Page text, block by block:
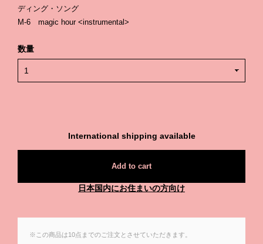
ディング・ソング
M-6 magic hour <instrumental>
数量
International shipping available
Add to cart
日本国内にお住まいの方向け
※この商品は10点までのご注文とさせていただきます。